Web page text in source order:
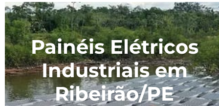
Painéis Elétricos
Industriais em
Ribeirão/PE